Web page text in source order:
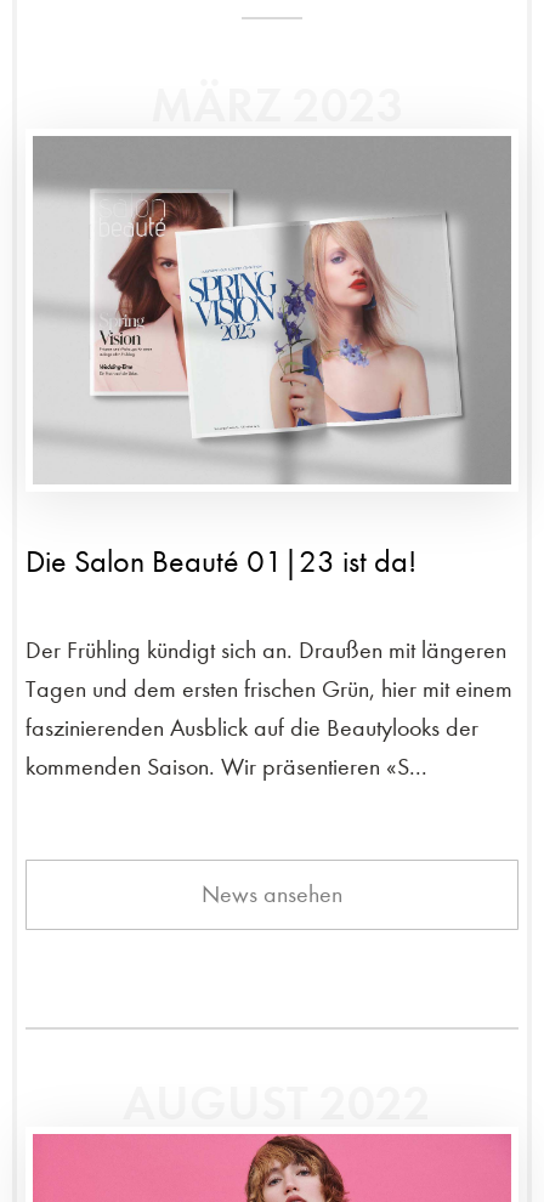
Die Salon Beauté 01|23 ist da!
Der Frühling kündigt sich an. Draußen mit längeren
Tagen und dem ersten frischen Grün, hier mit einem
faszinierenden Ausblick auf die Beautylooks der
kommenden Saison. Wir präsentieren «S...
News ansehen